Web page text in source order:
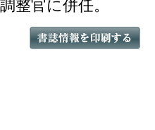
整官に併任。